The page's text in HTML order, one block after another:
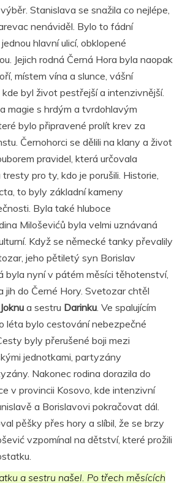
Stanislava se snažila co nejlépe,
nenáviděl. Bylo to fádní
hlavní ulicí, obklopené
Jejich rodná Černá Hora byla naopak
místem vína a slunce, vášní
byl život pestřejší a intenzivnější.
magie s hrdým a tvrdohlavým
bylo připravené prolít krev za
Černohorci se dělili na klany a život
pravidel, která určovala
pro ty, kdo je porušili. Historie,
to byly základní kameny
Byla také hluboce
Miloševićů byla velmi uznávaná
Když se německé tanky převalily
jeho pětiletý syn Borislav
byla nyní v pátém měsíci těhotenství,
jih do Černé Hory. Svetozar chtěl
Joknu a sestru Darinku . Ve spalujícím
léta bylo cestování nebezpečné
byly přerušené boji mezi
jednotkami, partyzány
Nakonec rodina dorazila do
v provincii Kosovo, kde intenzivní
a Borislavovi pokračovat dál.
pěšky přes hory a slíbil, že se brzy
vzpomínal na dětství, které prožili
a sestru našel. Po třech měsících